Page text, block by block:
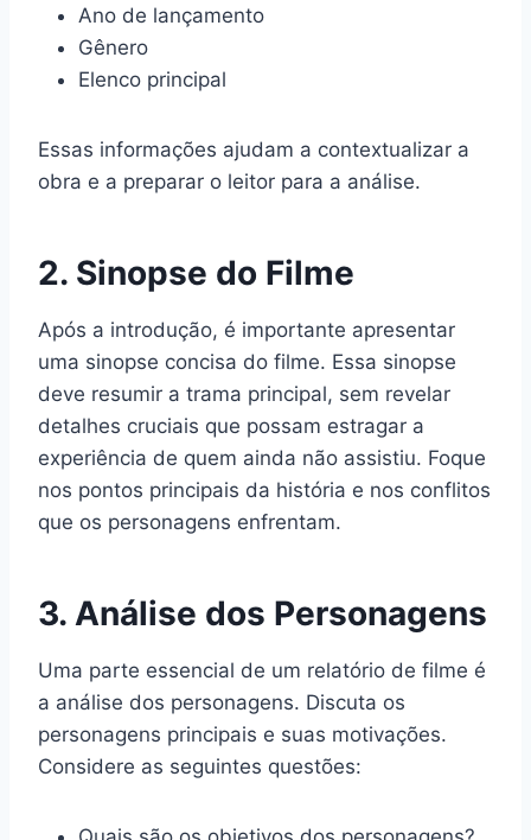
Ano de lançamento
Gênero
Elenco principal
Essas informações ajudam a contextualizar a
obra e a preparar o leitor para a análise.
2. Sinopse do Filme
Após a introdução, é importante apresentar
uma sinopse concisa do filme. Essa sinopse
deve resumir a trama principal, sem revelar
detalhes cruciais que possam estragar a
experiência de quem ainda não assistiu. Foque
nos pontos principais da história e nos conflitos
que os personagens enfrentam.
3. Análise dos Personagens
Uma parte essencial de um relatório de filme é
a análise dos personagens. Discuta os
personagens principais e suas motivações.
Considere as seguintes questões: